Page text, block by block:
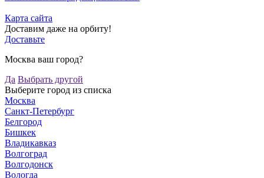
Карта сайта
Доставим даже на орбиту!
Доставьте
Москва ваш город?
Да Выбрать другой
Выберите город из списка
Москва
Санкт-Петербург
Белгород
Бишкек
Владикавказ
Волгоград
Волгодонск
Вологда